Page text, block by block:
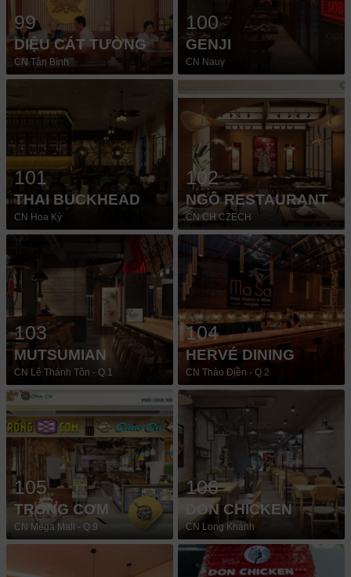
99
DIỆU CÁT TƯỜNG
CN Tân Bình
100
GENJI
CN Nauy
101
THAI BUCKHEAD
CN Hoa Kỳ
102
NGÔ RESTAURANT
CN CH CZECH
103
MUTSUMIAN
CN Lê Thánh Tôn - Q.1
104
HERVÉ DINING
CN Thảo Điền - Q.2
105
TRỐNG CƠM
CN Mega Mall - Q.9
106
DON CHICKEN
CN Long Khánh